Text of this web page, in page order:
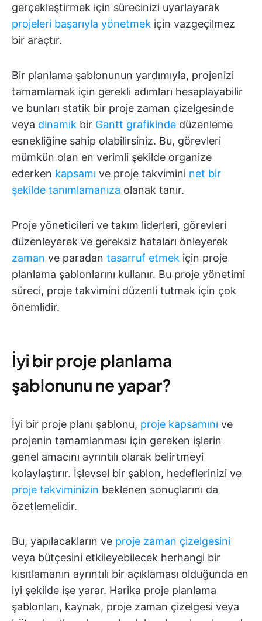
gerçekleştirmek için sürecinizi uyarlayarak
projeleri başarıyla yönetmek için vazgeçilmez
bir araçtır.
Bir planlama şablonunun yardımıyla, projenizi
tamamlamak için gerekli adımları hesaplayabilir
ve bunları statik bir proje zaman çizelgesinde
veya dinamik bir Gantt grafikinde düzenleme
esnekliğine sahip olabilirsiniz. Bu, görevleri
mümkün olan en verimli şekilde organize
ederken kapsamı ve proje takvimini net bir
şekilde tanımlamanıza olanak tanır.
Proje yöneticileri ve takım liderleri, görevleri
düzenleyerek ve gereksiz hataları önleyerek
zaman ve paradan tasarruf etmek için proje
planlama şablonlarını kullanır. Bu proje yönetimi
süreci, proje takvimini düzenli tutmak için çok
önemlidir.
İyi bir proje planlama
şablonunu ne yapar?
İyi bir proje planı şablonu, proje kapsamını ve
projenin tamamlanması için gereken işlerin
genel amacını ayrıntılı olarak belirtmeyi
kolaylaştırır. İşlevsel bir şablon, hedeflerinizi ve
proje takviminizin beklenen sonuçlarını da
özetlemelidir.
Bu, yapılacakların ve proje zaman çizelgesini
veya bütçesini etkileyebilecek herhangi bir
kısıtlamanın ayrıntılı bir açıklaması olduğunda en
iyi şekilde işe yarar. Harika proje planlama
şablonları, kaynak, proje zaman çizelgesi veya